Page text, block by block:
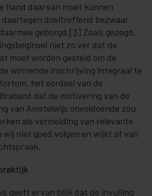
hand daarvan moet kunnen
daartegen doeltreffend bezwaar
geborgd.[3] Zoals gezegd,
niet zo ver dat de
moet worden gesteld om de
winnende inschrijving integraal te
het oordeel van de
dat de motivering van de
van Amstelwijs onvoldoende zou
als vermelding van relevante
wij niet goed volgen en wijkt af van
geeft ervan blijk dat de invulling